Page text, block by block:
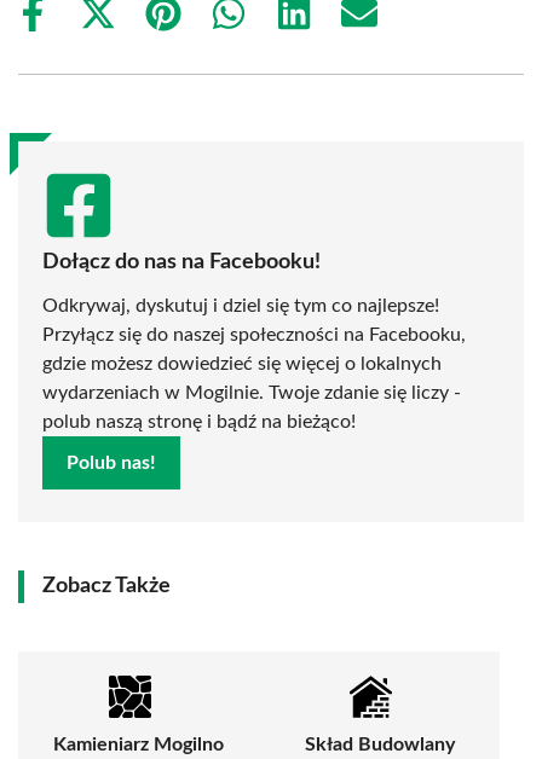
Share
Share
(Twitter)
Share
Share
Share
Share
Dołącz do nas na Facebooku!
Odkrywaj, dyskutuj i dziel się tym co najlepsze!
Przyłącz się do naszej społeczności na Facebooku,
gdzie możesz dowiedzieć się więcej o lokalnych
wydarzeniach w Mogilnie. Twoje zdanie się liczy -
polub naszą stronę i bądź na bieżąco!
Polub nas!
Zobacz Także
Kamieniarz Mogilno
Skład Budowlany